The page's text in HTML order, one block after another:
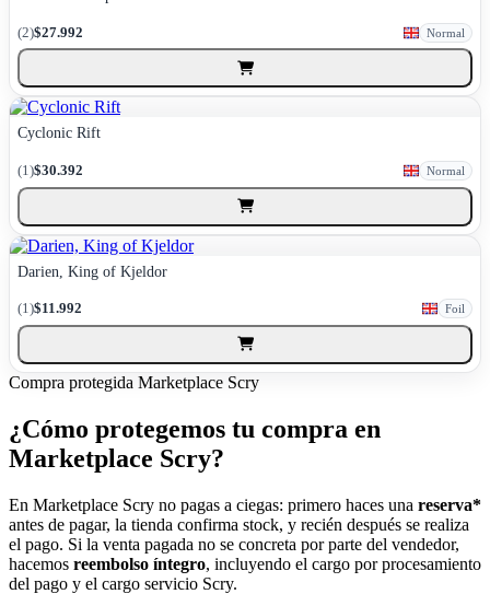
(2)$27.992 Normal
Cyclonic Rift
(1)$30.392 Normal
Darien, King of Kjeldor
(1)$11.992 Foil
Compra protegida Marketplace Scry
¿Cómo protegemos tu compra en
Marketplace Scry?
En Marketplace Scry no pagas a ciegas: primero haces una reserva*
antes de pagar, la tienda confirma stock, y recién después se realiza
el pago. Si la venta pagada no se concreta por parte del vendedor,
hacemos reembolso íntegro, incluyendo el cargo por procesamiento
del pago y el cargo servicio Scry.